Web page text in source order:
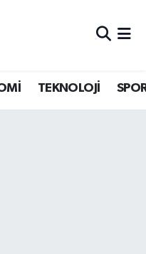
TEKNOLOJİ
Fikstür